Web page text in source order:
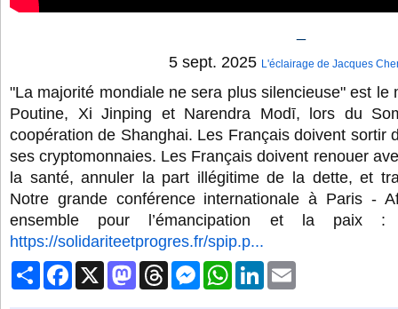
5 sept. 2025 L'éclairage de Jacques
"La majorité mondiale ne sera plus silencieuse" est le
Poutine, Xi Jinping et Narendra Modī, lors du
coopération de Shanghai. Les Français doivent sortir
ses cryptomonnaies. Les Français doivent renouer
la santé, annuler la part illégitime de la dette, et
Notre grande conférence internationale à Paris -
https://solidariteetprogres.fr/spip.p...
PartagerFacebook MastodonThreads MessengerWhatsAppLinkedIn